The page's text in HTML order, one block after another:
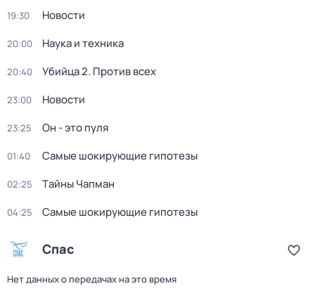
19:30 Новости
20:00 Наука и техника
20:40 Убийца 2. Против всех
23:00 Новости
23:25 Он - это пуля
01:40 Самые шoкиpующие гипотезы
02:25 Тaйны Чапман
04:25 Самые шoкиpующие гипотезы
Спас
Нет данных о передачах на это время